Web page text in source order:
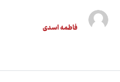
فاطمه اسدی